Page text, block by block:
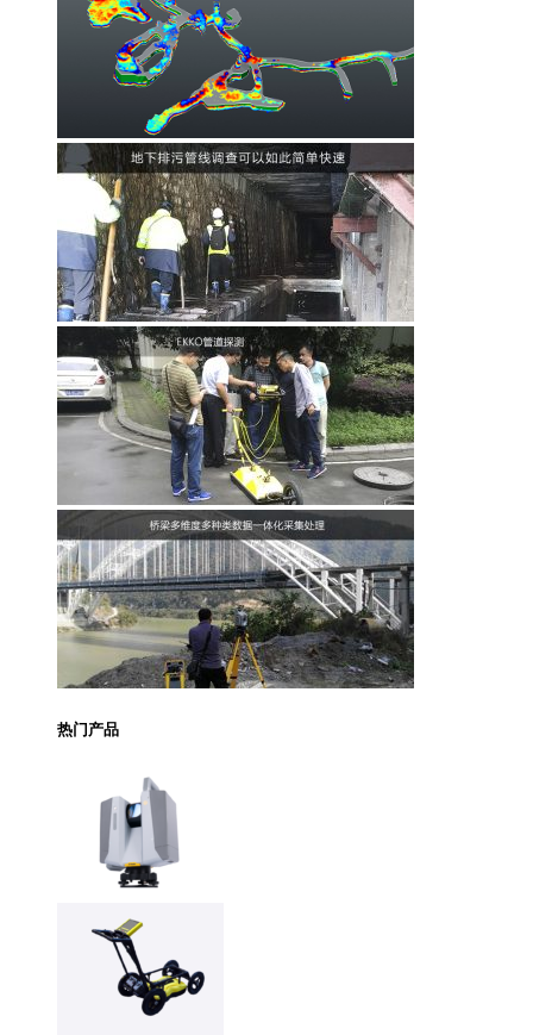
热门产品
Trimble X12 三维扫